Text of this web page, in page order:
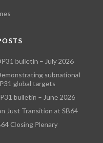
bulletin – July 2026
subnational
global targets
bulletin – June 2026
Just Transition at SB64
Closing Plenary